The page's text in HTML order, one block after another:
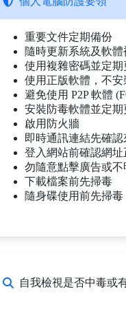
重要文件定期備份
隨時更新系統及軟體
使用複雜密碼並定期
使用正版軟體，不
避免使用 P2P 軟體
安裝防毒軟體並定
啟用防火牆
即時通訊連結先確認
登入網站前確認網
勿隨意點擊廣告或不
下載檔案前先掃毒
隨身碟使用前先掃
自我檢視是否中毒或